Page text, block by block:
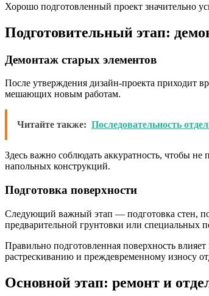
Хорошо подготовленный проект значительно
Подготовительный этап:
Демонтаж старых элементов
После утверждения дизайн-проекта приходит
мешающих новым работам.
Читайте также: Последовательность
Здесь важно соблюдать аккуратность, чтобы
напольных конструкций.
Подготовка поверхности
Следующий важный этап — подготовка стен,
предварительной грунтовки или специальных
Правильно подготовленная поверхность
растрескиванию и преждевременному износу
Основной этап: ремонт и